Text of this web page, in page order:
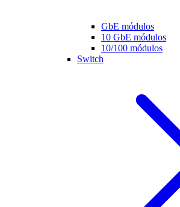
GbE módulos
10 GbE módulos
10/100 módulos
Switch